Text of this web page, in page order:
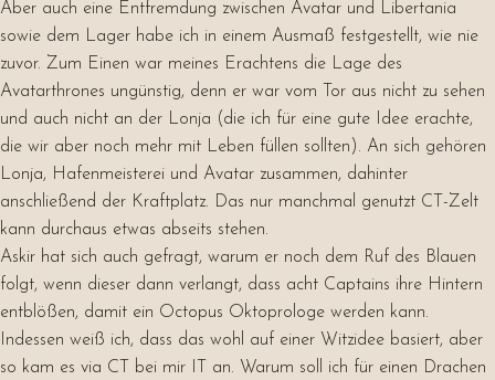
Aber auch eine Entfremdung zwischen Avatar und Libertania
sowie dem Lager habe ich in einem Ausmaß festgestellt, wie nie
zuvor. Zum Einen war meines Erachtens die Lage des
Avatarthrones ungünstig, denn er war vom Tor aus nicht zu sehen
und auch nicht an der Lonja (die ich für eine gute Idee erachte,
die wir aber noch mehr mit Leben füllen sollten). An sich gehören
Lonja, Hafenmeisterei und Avatar zusammen, dahinter
anschließend der Kraftplatz. Das nur manchmal genutzt CT-Zelt
kann durchaus etwas abseits stehen.
Askir hat sich auch gefragt, warum er noch dem Ruf des Blauen
folgt, wenn dieser dann verlangt, dass acht Captains ihre Hintern
entblößen, damit ein Octopus Oktoprologe werden kann.
Indessen weiß ich, dass das wohl auf einer Witzidee basiert, aber
so kam es via CT bei mir IT an. Warum soll ich für einen Drachen